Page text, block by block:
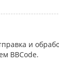
и
BBCode.